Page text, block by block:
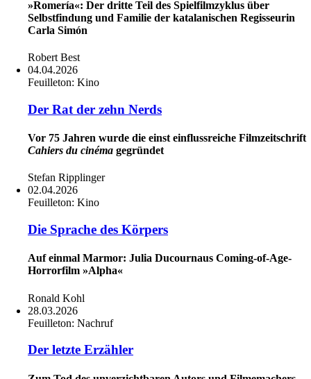
»Romería«: Der dritte Teil des Spielfilmzyklus über
Selbstfindung und Familie der katalanischen Regisseurin
Carla Simón
Robert Best
04.04.2026
Feuilleton: Kino
Der Rat der zehn Nerds
Vor 75 Jahren wurde die einst einflussreiche Filmzeitschrift
Cahiers du cinéma gegründet
Stefan Ripplinger
02.04.2026
Feuilleton: Kino
Die Sprache des Körpers
Auf einmal Marmor: Julia Ducournaus Coming-of-Age-
Horrorfilm »Alpha«
Ronald Kohl
28.03.2026
Feuilleton: Nachruf
Der letzte Erzähler